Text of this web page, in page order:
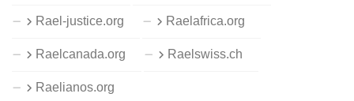
Rael-justice.org Raelafrica.org
Raelcanada.org Raelswiss.ch
Raelianos.org